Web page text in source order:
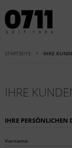
STARTSEITE IHRE
IHRE
IHRE PERSÖNLICHEN
Vorname: